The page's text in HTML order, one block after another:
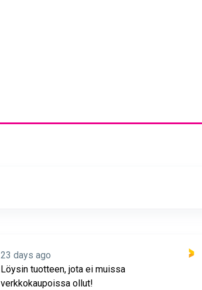
23 days ago
Löysin tuotteen, jota ei muissa
verkkokaupoissa ollut!